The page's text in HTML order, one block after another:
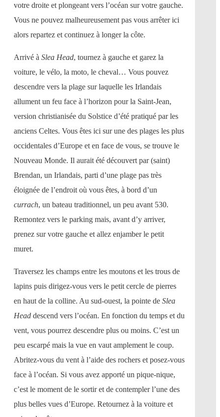
votre droite et plongeant vers l’océan sur votre gauche.
Vous ne pouvez malheureusement pas vous arrêter ici
alors repartez et continuez à longer la côte.
Arrivé à Slea Head, tournez à gauche et garez la
voiture, le vélo, la moto, le cheval… Vous pouvez
descendre vers la plage sur laquelle les Irlandais
allument un feu face à l’horizon pour la Saint-Jean,
version christianisée du Solstice d’été pratiqué par les
anciens Celtes. Vous êtes ici sur une des plages les plus
occidentales d’Europe et en face de vous, se trouve le
Nouveau Monde. Il aurait été découvert par (saint)
Brendan, un Irlandais, parti d’une plage pas très
éloignée de l’endroit où vous êtes, à bord d’un
currach, un bateau traditionnel, un peu avant 530.
Remontez vers le parking mais, avant d’y arriver,
prenez sur votre gauche et allez enjamber le petit
muret.
Traversez les champs entre les moutons et les trous de
lapins puis dirigez-vous vers le petit cercle de pierres
en haut de la colline. Au sud-ouest, la pointe de Slea
Head descend vers l’océan. En fonction du temps et du
vent, vous pourrez descendre plus ou moins. C’est un
peu escarpé mais la vue en vaut amplement le coup.
Abritez-vous du vent à l’aide des rochers et posez-vous
face à l’océan. Si vous avez apporté un pique-nique,
c’est le moment de le sortir et de contempler l’une des
plus belles vues d’Europe. Retournez à la voiture et